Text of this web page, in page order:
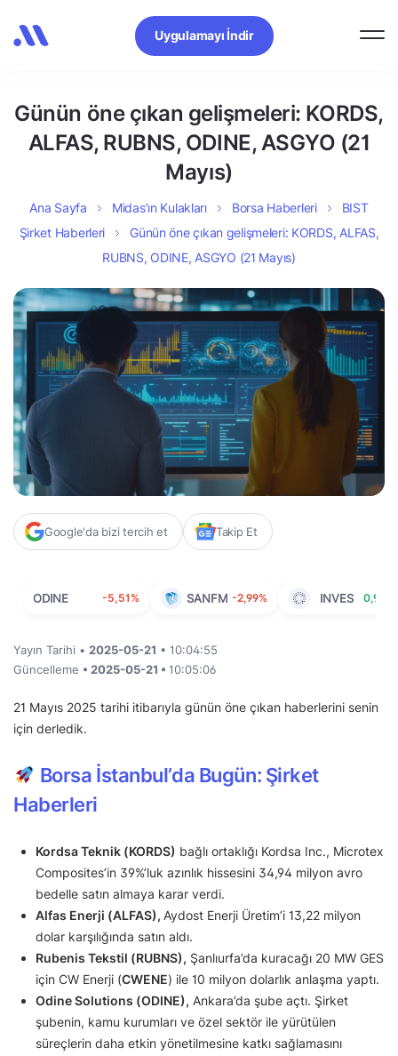
Uygulamayı İndir
Günün öne çıkan gelişmeleri: KORDS,
ALFAS, RUBNS, ODINE, ASGYO (21
Mayıs)
Ana Sayfa Midas’ın Kulakları Borsa Haberleri
BIST
Şirket Haberleri
Günün öne çıkan gelişmeleri: KORDS, ALFAS,
RUBNS, ODINE, ASGYO (21 Mayıs)
Google'da bizi tercih et Takip Et
ODINE -5,51% SANFM -2,99% INVES 0,95%
Yayın Tarihi • 2025-05-21 • 10:04:55
Güncelleme • 2025-05-21 • 10:05:06
21 Mayıs 2025 tarihi itibarıyla günün öne çıkan haberlerini senin
için derledik.
Borsa İstanbul’da Bugün: Şirket
Haberleri
Kordsa Teknik (KORDS) bağlı ortaklığı Kordsa Inc., Microtex
Composites’in 39%’luk azınlık hissesini 34,94 milyon avro
bedelle satın almaya karar verdi.
Alfas Enerji (ALFAS), Aydost Enerji Üretim’i 13,22 milyon
dolar karşılığında satın aldı.
Rubenis Tekstil (RUBNS), Şanlıurfa’da kuracağı 20 MW GES
için CW Enerji (CWENE) ile 10 milyon dolarlık anlaşma yaptı.
Odine Solutions (ODINE), Ankara’da şube açtı. Şirket
şubenin, kamu kurumları ve özel sektör ile yürütülen
süreçlerin daha etkin yönetilmesine katkı sağlamasını